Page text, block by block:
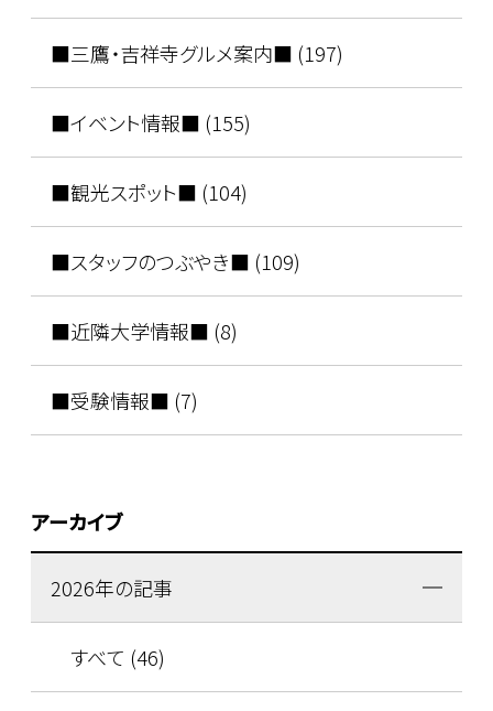
■三鷹・吉祥寺グルメ案内■ (197)
■イベント情報■ (155)
■観光スポット■ (104)
■スタッフのつぶやき■ (109)
■近隣大学情報■ (8)
■受験情報■ (7)
アーカイブ
2026年の記事
すべて (46)